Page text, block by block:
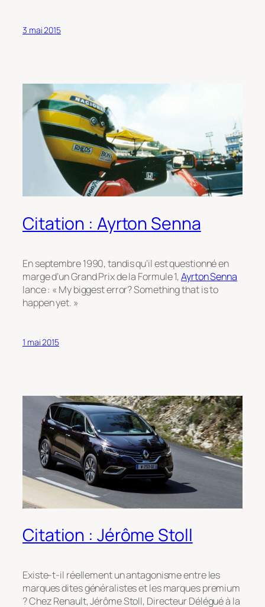
3 mai 2015
Citation : Ayrton Senna
En septembre 1990, tandis qu’il est questionné en
marge d’un Grand Prix de la Formule 1,Ayrton Senna
lance : « My biggest error? Something that is to
happen yet. »
1 mai 2015
Citation : Jérôme Stoll
Existe-t-il réellement un antagonisme entre les
marques dites généralistes et les marques premium
? Chez Renault, Jérôme Stoll, Directeur Délégué à la